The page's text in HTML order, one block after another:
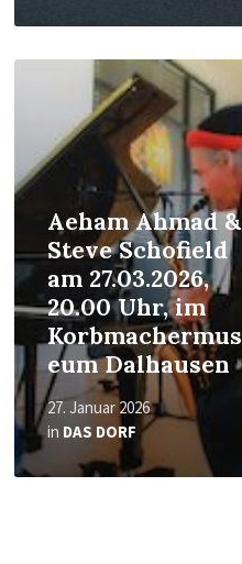
Aeham Ahmad &
Steve Schofield
am 27.03.2026,
20.00 Uhr, im
Korbmachermus
eum Dalhausen
27. Januar 2026
in DAS DORF
Read